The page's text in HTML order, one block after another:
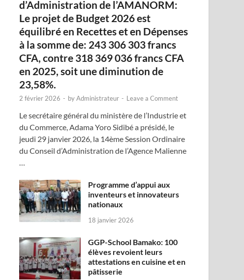
d’Administration de l’AMANORM:
Le projet de Budget 2026 est
équilibré en Recettes et en Dépenses
à la somme de: 243 306 303 francs
CFA, contre 318 369 036 francs CFA
en 2025, soit une diminution de
23,58%.
2 février 2026 - byAdministrateur - Leave a Comment
Le secrétaire général du ministère de l’Industrie et
du Commerce, Adama Yoro Sidibé a présidé, le
jeudi 29 janvier 2026, la 14ème Session Ordinaire
du Conseil d’Administration de l’Agence Malienne
…
Programme d’appui aux
inventeurs et innovateurs
nationaux
18 janvier 2026
GGP-School Bamako: 100
élèves revoient leurs
attestations en cuisine et en
pâtisserie